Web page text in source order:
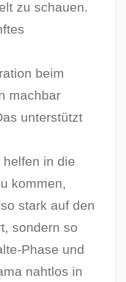
zu schauen.
beim
machbar
unterstützt
in die
kommen,
stark auf den
sondern so
Phase und
nahtlos in